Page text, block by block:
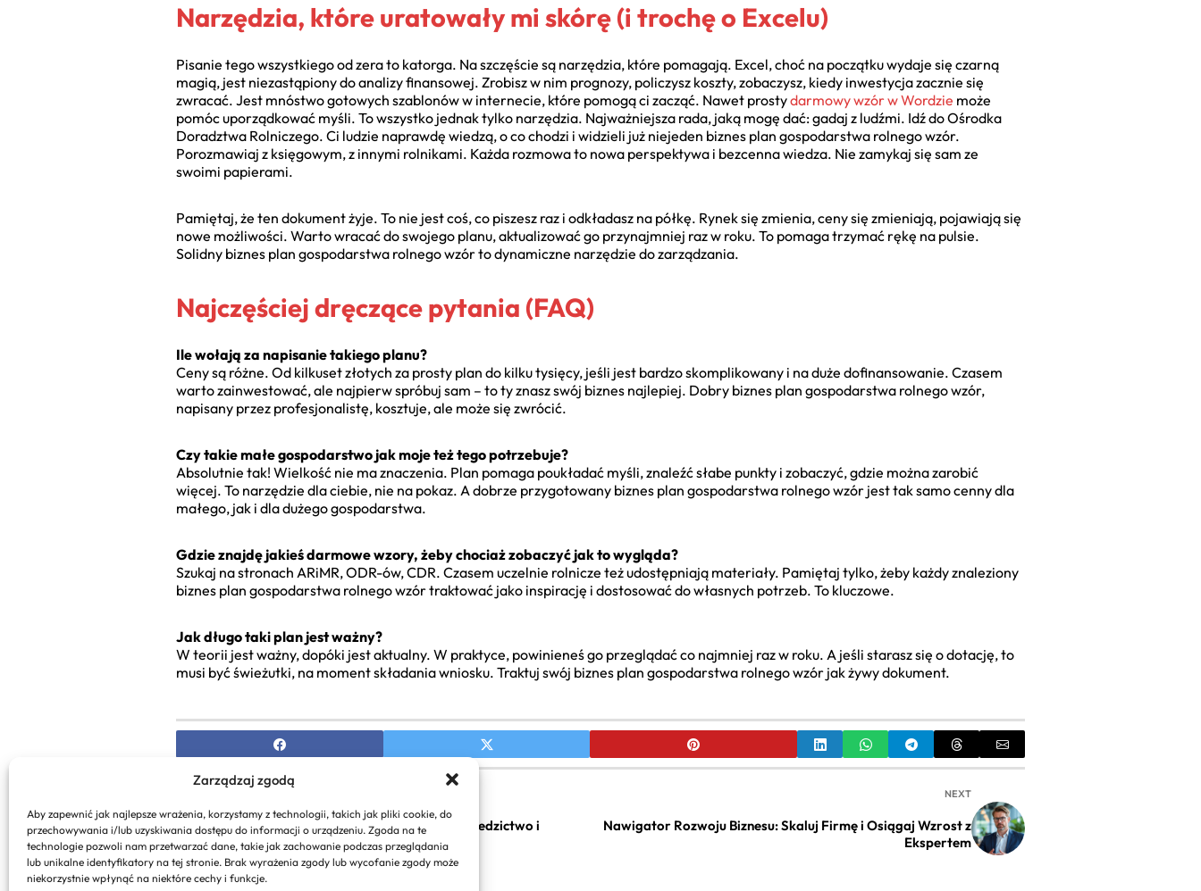
Zarządzaj zgodą
Aby zapewnić jak najlepsze wrażenia, korzystamy z technologii, takich jak pliki cookie, do
przechowywania i/lub uzyskiwania dostępu do informacji o urządzeniu. Zgoda na te
technologie pozwoli nam przetwarzać dane, takie jak zachowanie podczas przeglądania
lub unikalne identyfikatory na tej stronie. Brak wyrażenia zgody lub wycofanie zgody może
niekorzystnie wpłynąć na niektóre cechy i funkcje.
Narzędzia, które uratowały mi skórę (i trochę o Excelu)
Pisanie tego wszystkiego od zera to katorga. Na szczęście są narzędzia, które pomagają. Excel, choć na początku wydaje się czarną
magią, jest niezastąpiony do analizy finansowej. Zrobisz w nim prognozy, policzysz koszty, zobaczysz, kiedy inwestycja zacznie się
zwracać. Jest mnóstwo gotowych szablonów w internecie, które pomogą ci zacząć. Nawet prostydarmowy wzór w Wordzie może
pomóc uporządkować myśli. To wszystko jednak tylko narzędzia. Najważniejsza rada, jaką mogę dać: gadaj z ludźmi. Idź do Ośrodka
Doradztwa Rolniczego. Ci ludzie naprawdę wiedzą, o co chodzi i widzieli już niejeden biznes plan gospodarstwa rolnego wzór.
Porozmawiaj z księgowym, z innymi rolnikami. Każda rozmowa to nowa perspektywa i bezcenna wiedza. Nie zamykaj się sam ze
swoimi papierami.
Pamiętaj, że ten dokument żyje. To nie jest coś, co piszesz raz i odkładasz na półkę. Rynek się zmienia, ceny się zmieniają, pojawiają się
nowe możliwości. Warto wracać do swojego planu, aktualizować go przynajmniej raz w roku. To pomaga trzymać rękę na pulsie.
Solidny biznes plan gospodarstwa rolnego wzór to dynamiczne narzędzie do zarządzania.
Najczęściej dręczące pytania (FAQ)
Ile wołają za napisanie takiego planu?
Ceny są różne. Od kilkuset złotych za prosty plan do kilku tysięcy, jeśli jest bardzo skomplikowany i na duże dofinansowanie. Czasem
warto zainwestować, ale najpierw spróbuj sam – to ty znasz swój biznes najlepiej. Dobry biznes plan gospodarstwa rolnego wzór,
napisany przez profesjonalistę, kosztuje, ale może się zwrócić.
Czy takie małe gospodarstwo jak moje też tego potrzebuje?
Absolutnie tak! Wielkość nie ma znaczenia. Plan pomaga poukładać myśli, znaleźć słabe punkty i zobaczyć, gdzie można zarobić
więcej. To narzędzie dla ciebie, nie na pokaz. A dobrze przygotowany biznes plan gospodarstwa rolnego wzór jest tak samo cenny dla
małego, jak i dla dużego gospodarstwa.
Gdzie znajdę jakieś darmowe wzory, żeby chociaż zobaczyć jak to wygląda?
Szukaj na stronach ARiMR, ODR-ów, CDR. Czasem uczelnie rolnicze też udostępniają materiały. Pamiętaj tylko, żeby każdy znaleziony
biznes plan gospodarstwa rolnego wzór traktować jako inspirację i dostosować do własnych potrzeb. To kluczowe.
Jak długo taki plan jest ważny?
W teorii jest ważny, dopóki jest aktualny. W praktyce, powinieneś go przeglądać co najmniej raz w roku. A jeśli starasz się o dotację, to
musi być świeżutki, na moment składania wniosku. Traktuj swój biznes plan gospodarstwa rolnego wzór jak żywy dokument.
Resortowe Dzieci w Biznesie: Wpływ, Dziedzictwo i
Kształtowanie Gospodarki
NEXT
Nawigator Rozwoju Biznesu: Skaluj Firmę i Osiągaj Wzrost z
Ekspertem